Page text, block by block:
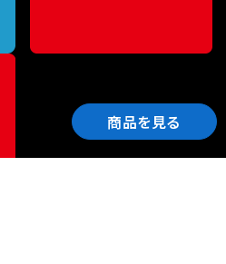
商品を見る